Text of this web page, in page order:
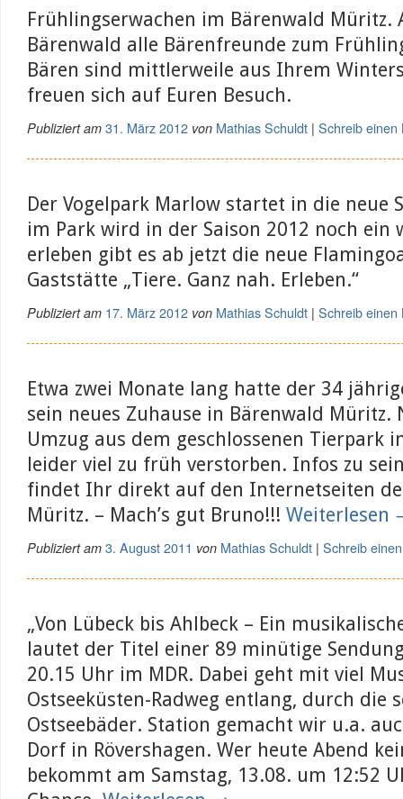
Frühlingserwachen im Bärenwald Müritz.
Bärenwald alle Bärenfreunde zum
Bären sind mittlerweile aus Ihrem
freuen sich auf Euren Besuch.
Publiziert am 31. März 2012 von Mathias Schuldt | Schreib einen
Der Vogelpark Marlow startet in die neue
im Park wird in der Saison 2012 noch ein
erleben gibt es ab jetzt die neue
Gaststätte „Tiere. Ganz nah. Erleben.“
Publiziert am 17. März 2012 von Mathias Schuldt | Schreib einen
Etwa zwei Monate lang hatte der 34
sein neues Zuhause in Bärenwald Müritz.
Umzug aus dem geschlossenen Tierpark
leider viel zu früh verstorben. Infos zu
findet Ihr direkt auf den Internetseiten
Müritz. – Mach’s gut Bruno!!! Weiterlesen
Publiziert am 3. August 2011 von Mathias Schuldt | Schreib
„Von Lübeck bis Ahlbeck – Ein
lautet der Titel einer 89 minütige
20.15 Uhr im MDR. Dabei geht mit viel
Ostseeküsten-Radweg entlang, durch die
Ostseebäder. Station gemacht wir u.a.
Dorf in Rövershagen. Wer heute Abend
bekommt am Samstag, 13.08. um 12:52